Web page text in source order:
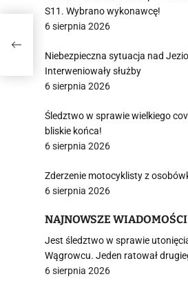
S11. Wybrano wykonawcę!
6 sierpnia 2026
Niebezpieczna sytuacja nad
Interweniowały służby
6 sierpnia 2026
Śledztwo w sprawie wielkiego
bliskie końca!
6 sierpnia 2026
Zderzenie motocyklisty z
6 sierpnia 2026
NAJNOWSZE WIADOMOŚCI
Jest śledztwo w sprawie
Wągrowcu. Jeden ratował
6 sierpnia 2026